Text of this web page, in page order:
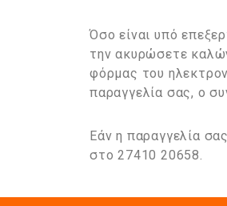
Όσο είναι υπό
την ακυρώσετε
φόρμας του
παραγγελία σας, ο
Εάν η παραγγελία
στο 27410 20658.